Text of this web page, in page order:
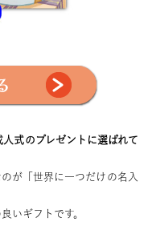
式のプレゼントに選ばれて
が「世界に一つだけの名入
いギフトです。